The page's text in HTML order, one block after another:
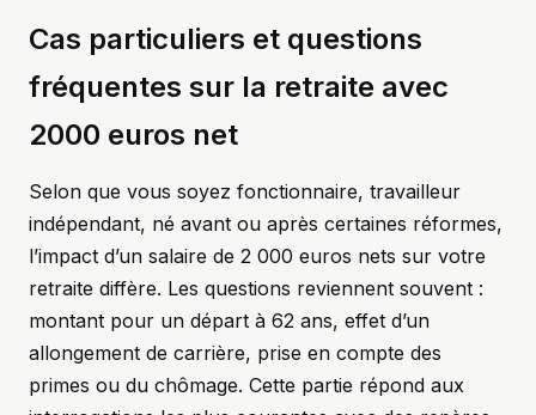
Cas particuliers et questions
fréquentes sur la retraite avec
2000 euros net
Selon que vous soyez fonctionnaire, travailleur
indépendant, né avant ou après certaines réformes,
l’impact d’un salaire de 2 000 euros nets sur votre
retraite diffère. Les questions reviennent souvent :
montant pour un départ à 62 ans, effet d’un
allongement de carrière, prise en compte des
primes ou du chômage. Cette partie répond aux